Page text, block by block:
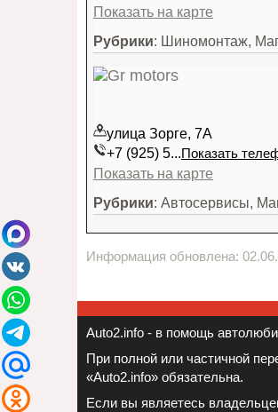
Показать на карте
Рубрики: Шиномонтаж,
улица Зорге, 7А
+7 (925) 5...Показать
Показать на карте
Рубрики: Автосервисы,
Информация обновлена:
Auto2.info - в помощь
При полной или частичной
«Auto2.info» обязательна.
Если вы являетесь